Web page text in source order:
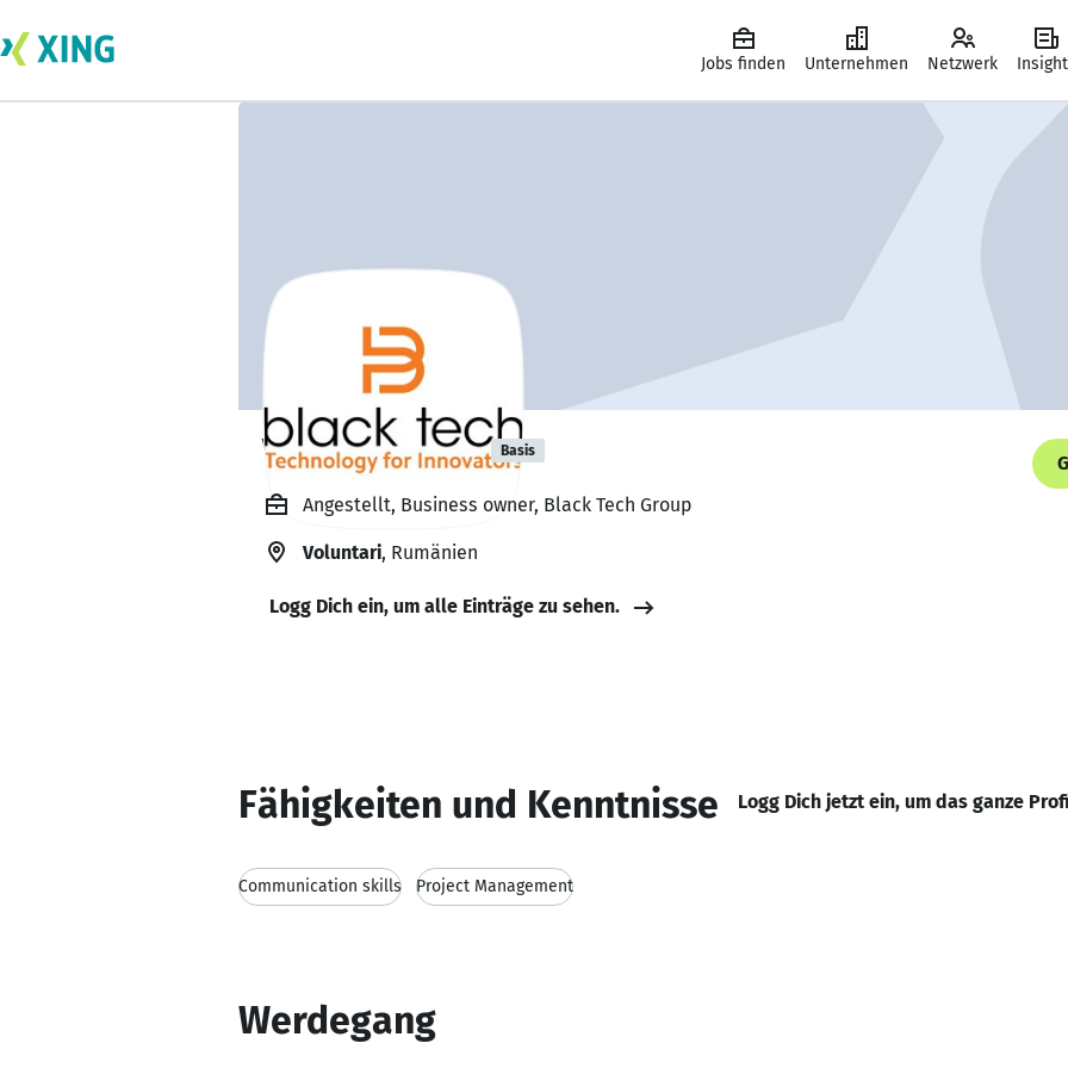
Jobs finden Unternehmen Netzwerk
Voichita Tudor Basis
Angestellt, Business owner, Black Tech Group
Voluntari, Rumänien
Logg Dich ein, um alle Einträge zu sehen.
Fähigkeiten und Kenntnisse Logg Dich jetzt ein, um das ganze
Communication skills Project Management
Werdegang